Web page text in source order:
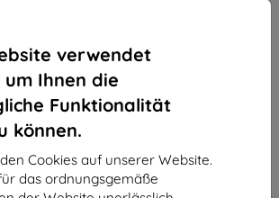
verwendet
um Ihnen die
Funktionalität
können.
Cookies auf unserer Website.
das ordnungsgemäße
Gerät und erhalten Sie
auf sämtliches Zubehör dafür!